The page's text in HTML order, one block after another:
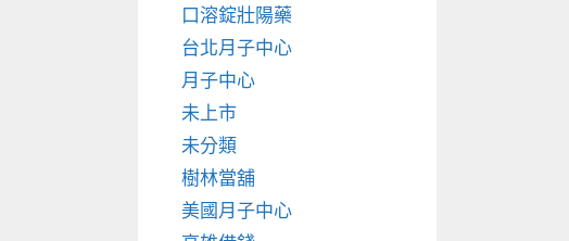
口溶錠壯陽藥
台北月子中心
月子中心
未上市
未分類
樹林當舖
美國月子中心